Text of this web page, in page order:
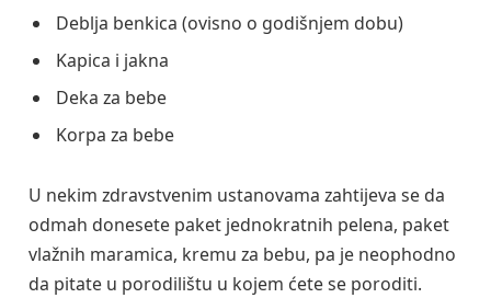
Deblja benkica (ovisno o godišnjem dobu)
Kapica i jakna
Deka za bebe
Korpa za bebe
U nekim zdravstvenim ustanovama zahtijeva se da
odmah donesete paket jednokratnih pelena, paket
vlažnih maramica, kremu za bebu, pa je neophodno
da pitate u porodilištu u kojem ćete se poroditi.